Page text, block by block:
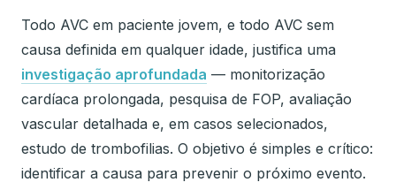
Todo AVC em paciente jovem, e todo AVC sem
causa definida em qualquer idade, justifica uma
investigação aprofundada — monitorização
cardíaca prolongada, pesquisa de FOP, avaliação
vascular detalhada e, em casos selecionados,
estudo de trombofilias. O objetivo é simples e crítico:
identificar a causa para prevenir o próximo evento.